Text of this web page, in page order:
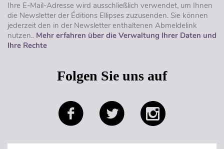
Ihre E-Mail-Adresse wird ausschließlich verwendet, um Ihnen
die Newsletter der Éditions Ellipses zuzusenden. Sie können
jederzeit den in der Newsletter enthaltenen Abmeldelink
nutzen.. Mehr erfahren über die Verwaltung Ihrer Daten und
Ihre Rechte
Folgen Sie uns auf